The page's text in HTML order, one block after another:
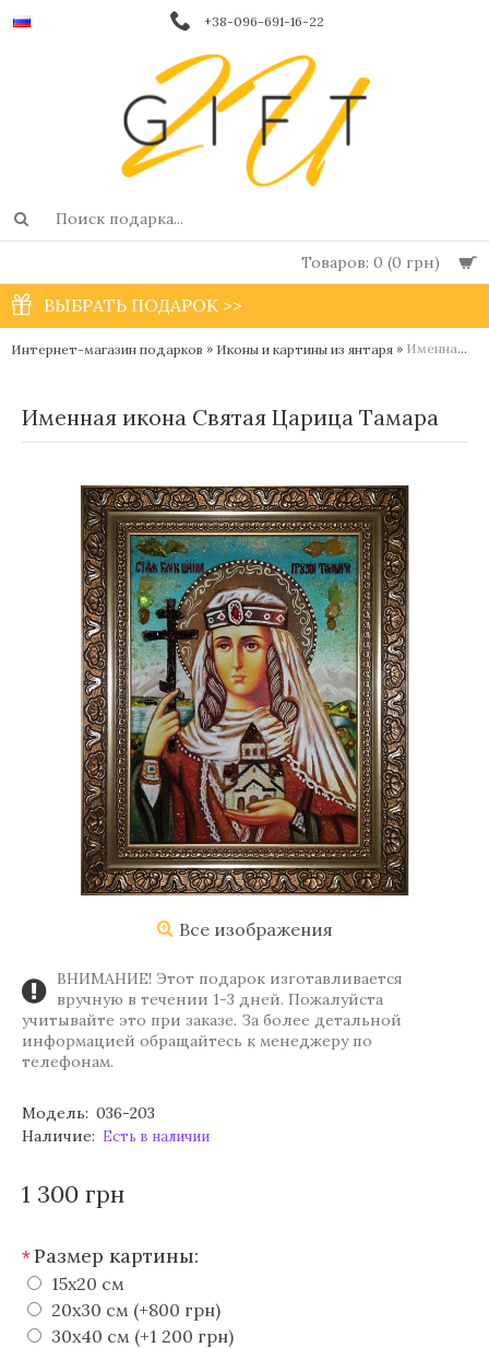
+38-096-691-16-22
Товаров: 0 (0 грн)
ВЫБРАТЬ ПОДАРОК >>
Интернет-магазин подарков » Иконы и картины из янтаря » Именная икона Святая Царица Тамара
Именная икона Святая Царица Тамара
Все изображения
ВНИМАНИЕ! Этот подарок изготавливается
вручную в течении 1-3 дней. Пожалуйста
учитывайте это при заказе. За более детальной
информацией обращайтесь к менеджеру по
телефонам.
Модель: 036-203
Наличие: Есть в наличии
1 300 грн
*Размер картины:
15х20 см
20х30 см (+800 грн)
30х40 см (+1 200 грн)